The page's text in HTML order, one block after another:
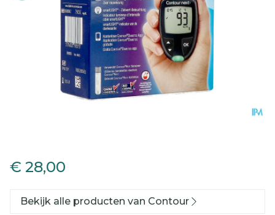
€ 28,00
Bekijk alle producten van Contour